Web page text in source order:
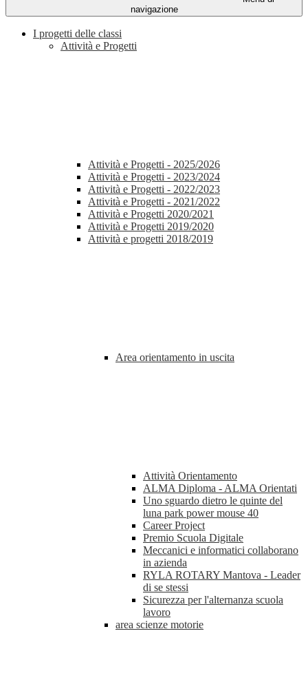
navigazione
I progetti delle classi
Attività e Progetti
Attività e Progetti - 2025/2026
Attività e Progetti - 2023/2024
Attività e Progetti - 2022/2023
Attività e Progetti - 2021/2022
Attività e Progetti 2020/2021
Attività e Progetti 2019/2020
Attività e progetti 2018/2019
Area orientamento in uscita
Attività Orientamento
ALMA Diploma - ALMA Orientati
Uno sguardo dietro le quinte del
luna park power mouse 40
Career Project
Premio Scuola Digitale
Meccanici e informatici collaborano
in azienda
RYLA ROTARY Mantova - Leader
di se stessi
Sicurezza per l'alternanza scuola
lavoro
area scienze motorie